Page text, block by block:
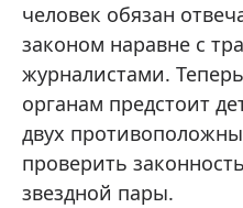
человек обязан
законом наравне с
журналистами.
органам предстоит
двух
проверить
звездной пары.